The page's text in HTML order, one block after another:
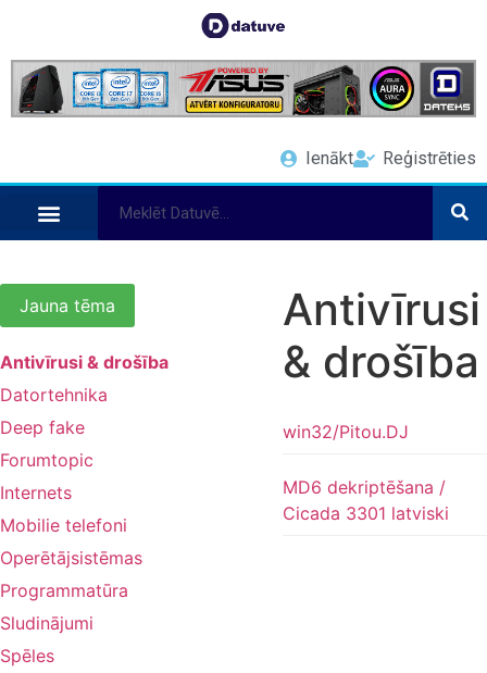
Ienākt Reģistrēties
Jauna tēma
Antivīrusi & drošība
Datortehnika
Deep fake
Forumtopic
Internets
Mobilie telefoni
Operētājsistēmas
Programmatūra
Sludinājumi
Spēles
Antivīrusi
& drošība
win32/Pitou.DJ
MD6 dekriptēšana /
Cicada 3301 latviski